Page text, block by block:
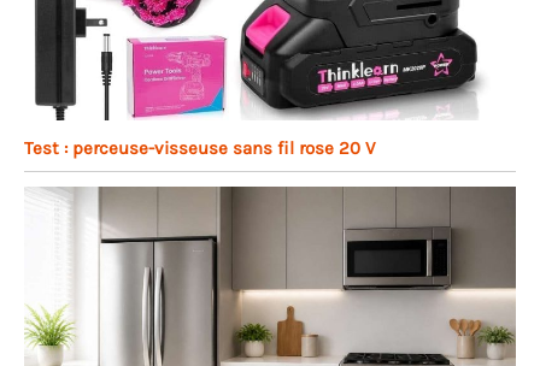
Test : perceuse-visseuse sans fil rose 20 V